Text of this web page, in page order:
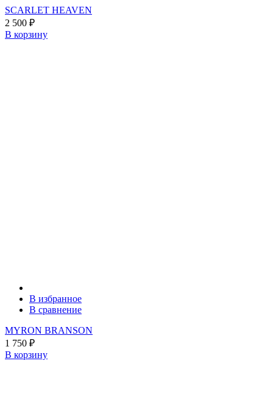
SCARLET HEAVEN
2 500 ₽
В корзину
В избранное
В сравнение
MYRON BRANSON
1 750 ₽
В корзину